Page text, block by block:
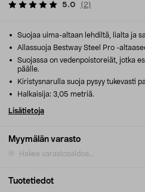
5.0 ( 2)
Myymälän varasto
Hakee varastosaldoa...
Suojaa uima-altaan lehdiltä, lialta ja
Allassuoja Bestway Steel Pro -
Suojassa on vedenpoistoreiät, jotka
päälle.
Kiristysnarulla suoja pysyy tukevasti
Halkaisija: 3,05 metriä.
Lisätietoja
Tuotetiedot